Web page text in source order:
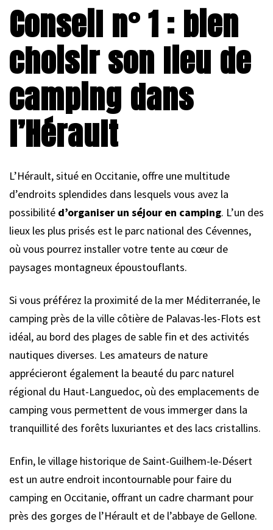
Conseil n° 1 : bien
choisir son lieu de
camping dans
l’Hérault
L’Hérault, situé en Occitanie, offre une multitude
d’endroits splendides dans lesquels vous avez la
possibilité d’organiser un séjour en camping. L’un des
lieux les plus prisés est le parc national des Cévennes,
où vous pourrez installer votre tente au cœur de
paysages montagneux époustouflants.
Si vous préférez la proximité de la mer Méditerranée, le
camping près de la ville côtière de Palavas-les-Flots est
idéal, au bord des plages de sable fin et des activités
nautiques diverses. Les amateurs de nature
apprécieront également la beauté du parc naturel
régional du Haut-Languedoc, où des emplacements de
camping vous permettent de vous immerger dans la
tranquillité des forêts luxuriantes et des lacs cristallins.
Enfin, le village historique de Saint-Guilhem-le-Désert
est un autre endroit incontournable pour faire du
camping en Occitanie, offrant un cadre charmant pour
près des gorges de l’Hérault et de l’abbaye de Gellone.